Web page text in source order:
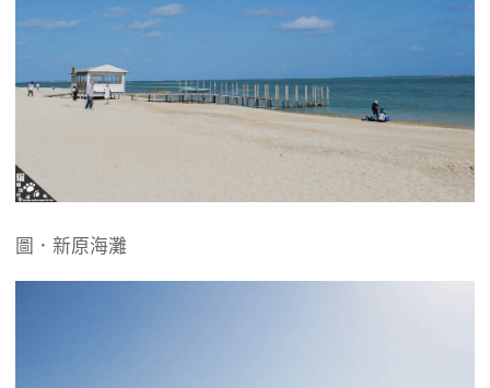
圖．新原海灘